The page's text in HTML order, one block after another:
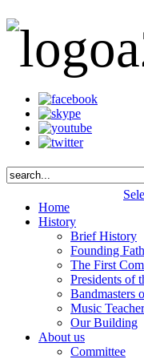
Home
History
Brief History
Founding
The First
Presidents of
Bandmasters
Music
Our Building
About us
Committee